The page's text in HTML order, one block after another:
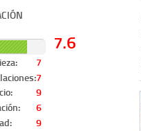
7.6
7
7
9
6
9